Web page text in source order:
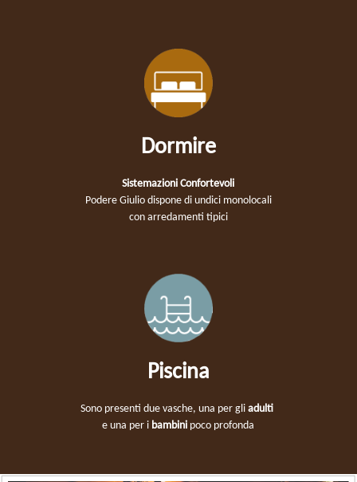
Dormire
Sistemazioni Confortevoli
Podere Giulio dispone di undici monolocali
con arredamenti tipici
Piscina
Sono presenti due vasche, una per gliadulti
e una per i bambini poco profonda